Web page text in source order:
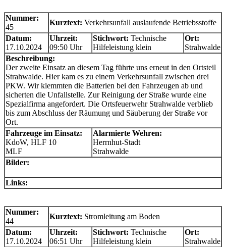
Nummer:
45
Kurztext: Verkehrsunfall auslaufende Betriebsstoffe
Datum:
17.10.2024
Uhrzeit:
09:50 Uhr
Stichwort: Technische
Hilfeleistung klein
Ort:
Strahwalde
Beschreibung:
Der zweite Einsatz an diesem Tag führte uns erneut in den Ortsteil
Strahwalde. Hier kam es zu einem Verkehrsunfall zwischen drei
PKW. Wir klemmten die Batterien bei den Fahrzeugen ab und
sicherten die Unfallstelle. Zur Reinigung der Straße wurde eine
Spezialfirma angefordert. Die Ortsfeuerwehr Strahwalde verblieb
bis zum Abschluss der Räumung und Säuberung der Straße vor
Ort.
Fahrzeuge im Einsatz:
KdoW, HLF 10
MLF
Alarmierte Wehren:
Herrnhut-Stadt
Strahwalde
Bilder:
Links:
Nummer:
44
Kurztext: Stromleitung am Boden
Datum:
17.10.2024
Uhrzeit:
06:51 Uhr
Stichwort: Technische
Hilfeleistung klein
Ort:
Strahwalde